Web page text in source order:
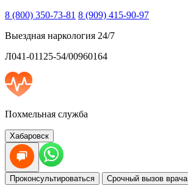
8 (800) 350-73-81 8 (909) 415-90-97
Выездная наркология 24/7
Л041-01125-54/00960164
Похмельная служба
Хабаровск
Проконсультироваться Срочный вызов врача